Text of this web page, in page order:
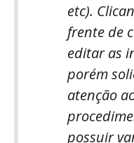
etc).
frente de
editar as
porém
atenção
possuir